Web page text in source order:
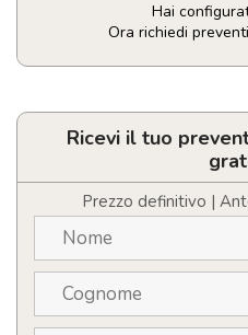
Hai
Ora richiedi
Penna
4
Ricevi il tuo
Prezzo definitivo |